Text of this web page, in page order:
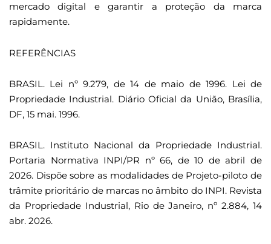
mercado digital e garantir a proteção da marca
rapidamente.
REFERÊNCIAS
BRASIL. Lei nº 9.279, de 14 de maio de 1996. Lei de
Propriedade Industrial. Diário Oficial da União, Brasília,
DF, 15 mai. 1996.
BRASIL. Instituto Nacional da Propriedade Industrial.
Portaria Normativa INPI/PR nº 66, de 10 de abril de
2026. Dispõe sobre as modalidades de Projeto-piloto de
trâmite prioritário de marcas no âmbito do INPI. Revista
da Propriedade Industrial, Rio de Janeiro, nº 2.884, 14
abr. 2026.